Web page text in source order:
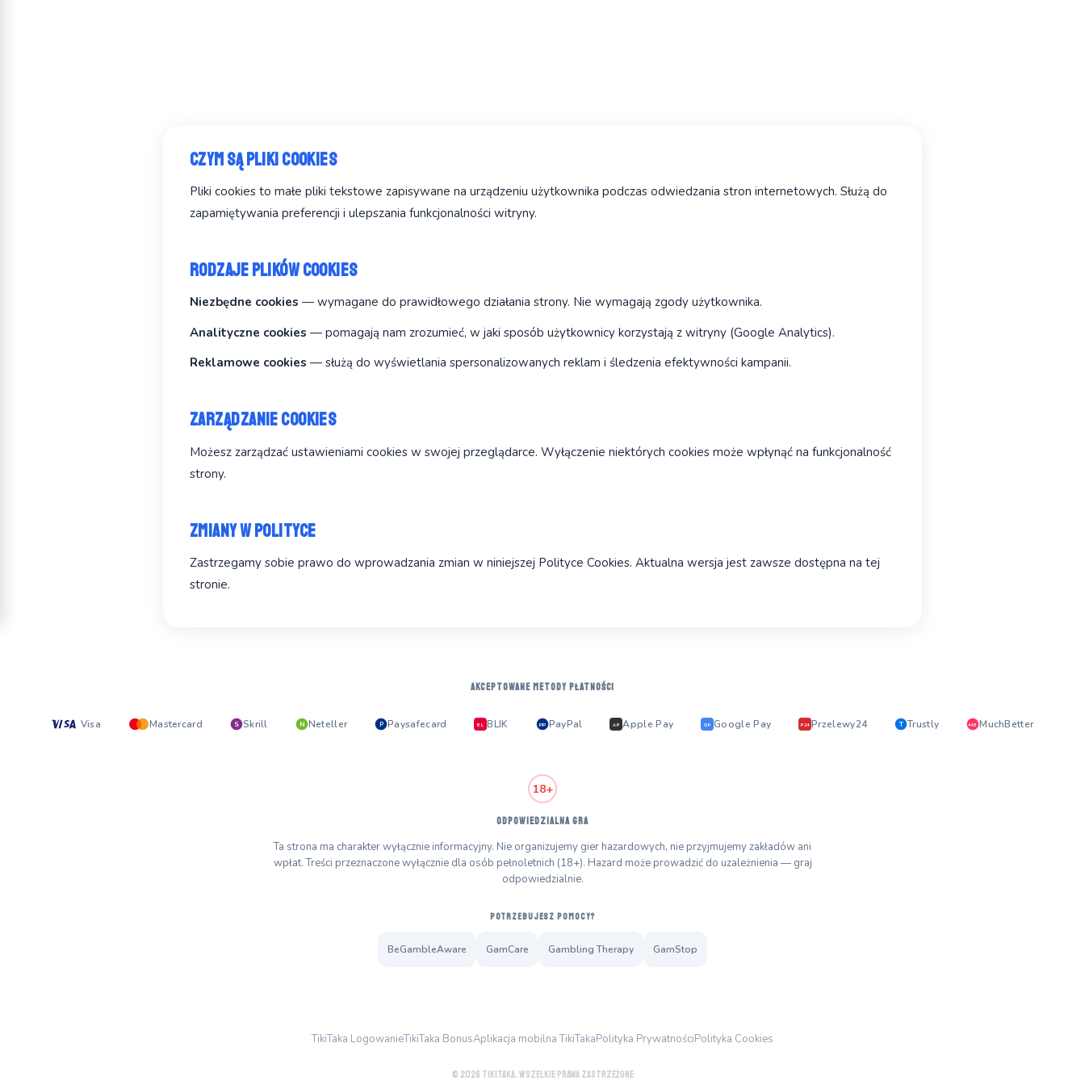
Czym są pliki cookies
Pliki cookies to małe pliki tekstowe zapisywane na urządzeniu użytkownika podczas odwiedzania stron internetowych. Służą do
zapamiętywania preferencji i ulepszania funkcjonalności witryny.
Rodzaje plików cookies
Niezbędne cookies — wymagane do prawidłowego działania strony. Nie wymagają zgody użytkownika.
Analityczne cookies — pomagają nam zrozumieć, w jaki sposób użytkownicy korzystają z witryny (Google Analytics).
Reklamowe cookies — służą do wyświetlania spersonalizowanych reklam i śledzenia efektywności kampanii.
Zarządzanie cookies
Możesz zarządzać ustawieniami cookies w swojej przeglądarce. Wyłączenie niektórych cookies może wpłynąć na funkcjonalność
strony.
Zmiany w polityce
Zastrzegamy sobie prawo do wprowadzania zmian w niniejszej Polityce Cookies. Aktualna wersja jest zawsze dostępna na tej
stronie.
AKCEPTOWANE METODY PŁATNOŚCI
Visa Mastercard S Skrill N Neteller P Paysafecard BL BLIK PP PayPal AP Apple Pay GP Google Pay P24 Przelewy24 T Trustly MB MuchBetter
18+
ODPOWIEDZIALNA GRA
Ta strona ma charakter wyłącznie informacyjny. Nie organizujemy gier hazardowych, nie przyjmujemy zakładów ani
wpłat. Treści przeznaczone wyłącznie dla osób pełnoletnich (18+). Hazard może prowadzić do uzależnienia — graj
odpowiedzialnie.
POTRZEBUJESZ POMOCY?
BeGambleAware GamCare Gambling Therapy GamStop
TikiTaka LogowanieTikiTaka BonusAplikacja mobilna TikiTakaPolityka PrywatnościPolityka Cookies
© 2026 TikiTaka. Wszelkie prawa zastrzeżone